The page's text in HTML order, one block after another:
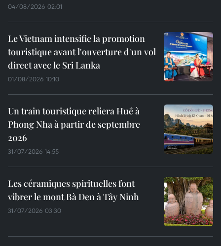
04/08/2026 02:01
Le Vietnam intensifie la promotion
touristique avant l'ouverture d'un vol
direct avec le Sri Lanka
01/08/2026 10:10
Un train touristique reliera Huê à
Phong Nha à partir de septembre
2026
31/07/2026 14:55
Les céramiques spirituelles font
vibrer le mont Bà Den à Tây Ninh
31/07/2026 03:30